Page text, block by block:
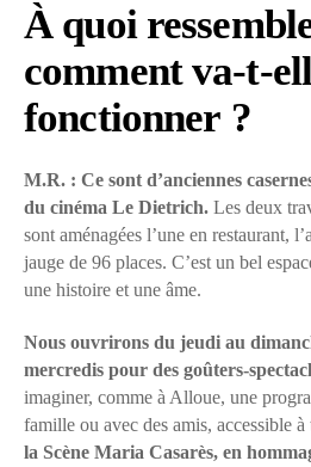
À quoi
comment va-t-
fonctionner ?
M.R. : Ce sont d’anciennes
du cinéma Le Dietrich. Les deux
sont aménagées l’une en restaurant,
jauge de 96 places. C’est un bel
une histoire et une âme.
Nous ouvrirons du jeudi au
mercredis pour des goûters-
imaginer, comme à Alloue, une
famille ou avec des amis, accessible à
la Scène Maria Casarès, en